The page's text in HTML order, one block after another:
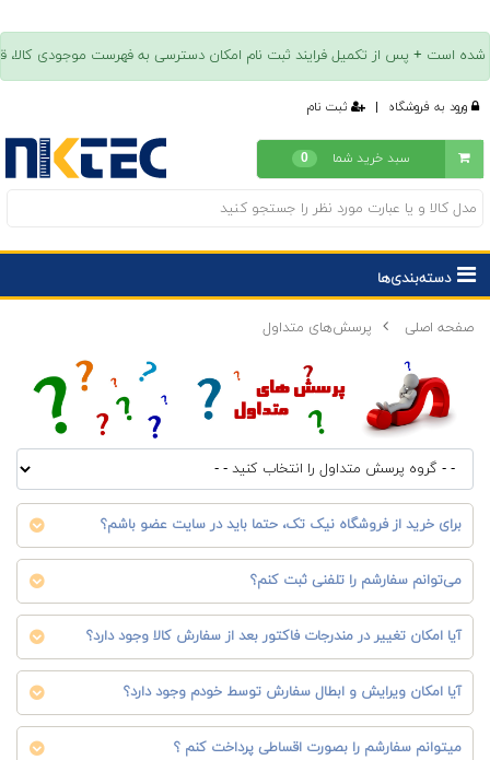
ورود به فروشگاه | ثبت نام
سبد خرید شما 0
دسته‌بندی‌ها
صفحه اصلی پرسش‌های متداول
برای خرید از فروشگاه نیک تک، حتما باید در سایت عضو باشم؟
می‏‌توانم سفارشم را تلفنی ثبت کنم؟
آیا امکان تغییر در مندرجات فاکتور بعد از سفارش کالا وجود دارد؟
آیا امکان ویرایش و ابطال سفارش توسط خودم وجود دارد؟
میتوانم سفارشم را بصورت اقساطی پرداخت کنم ؟